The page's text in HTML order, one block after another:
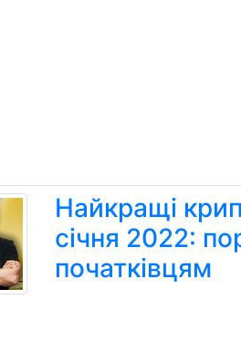
Найкращі
січня 2022:
початківцям